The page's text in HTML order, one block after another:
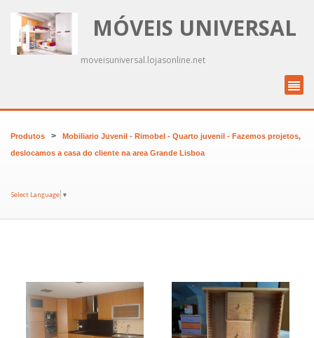
MÓVEIS UNIVERSAL
moveisuniversal.lojasonline.net
Produtos > Mobiliario Juvenil - Rimobel - Quarto juvenil - Fazemos projetos,
deslocamos a casa do cliente na area Grande Lisboa
Select Language ▼